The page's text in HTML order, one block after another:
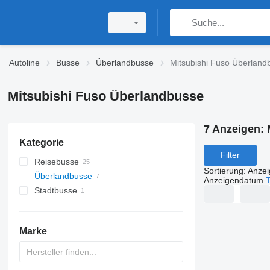
Autoline Busse Überlandbusse Mitsubishi Fuso
Mitsubishi Fuso Überlandbusse
Kategorie
Reisebusse
Überlandbusse
Stadtbusse
Marke
7 Anzeigen:
Filter
Sortierung:
Anzeigendatum